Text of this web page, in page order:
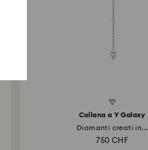
Collana a Y Galaxy
Diamanti creati in...
750 CHF